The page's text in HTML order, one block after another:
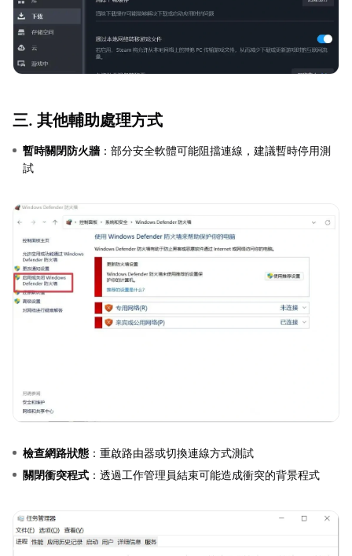
三. 其他輔助處理方式
暫時關閉防火牆 ：部分安全軟體可能阻擋連線，建議暫時停用測
試
檢查網路狀態 ：重啟路由器或切換連線方式測試
關閉衝突程式 ：透過工作管理員結束可能造成衝突的背景程式